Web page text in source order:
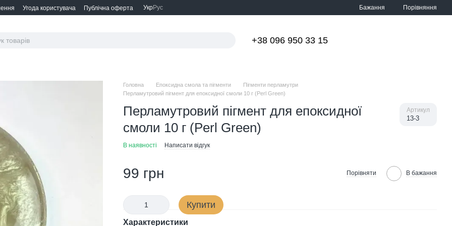
Угода користувача Публічна оферта УкрРус Бажання Порівняння
+38 096 950 33 15
Головна Епоксидна смола та пігменти
Пігменти перламутри
Перламутровий пігмент для епоксидної смоли 10 г (Perl Green)
Перламутровий пігмент для епоксидної
смоли 10 г (Perl Green)
Артикул
13-3
В наявності Написати відгук
99 грн Порівняти В бажання
Купити
Характеристики